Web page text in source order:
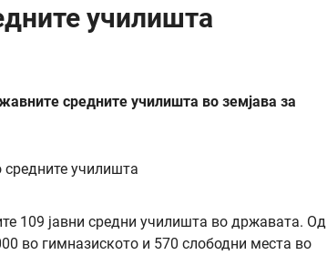
училишта
средните училишта во земјава за
109 јавни средни училишта во државата. Од
во гимназиското и 570 слободни места во